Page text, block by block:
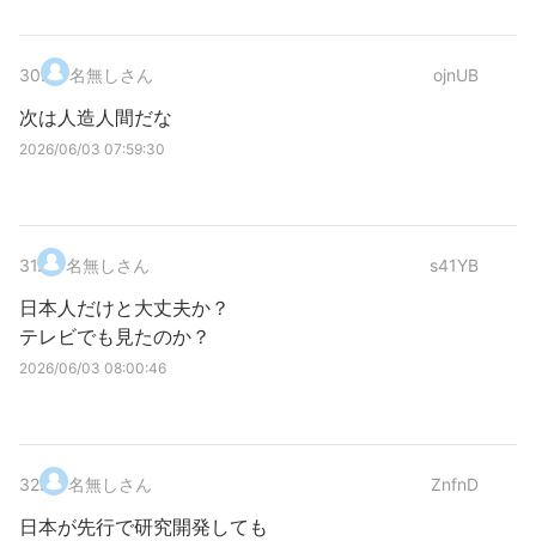
30. 名無しさん ojnUB
次は人造人間だな
2026/06/03 07:59:30
31. 名無しさん s41YB
日本人だけと大丈夫か？
テレビでも見たのか？
2026/06/03 08:00:46
32. 名無しさん ZnfnD
日本が先行で研究開発しても